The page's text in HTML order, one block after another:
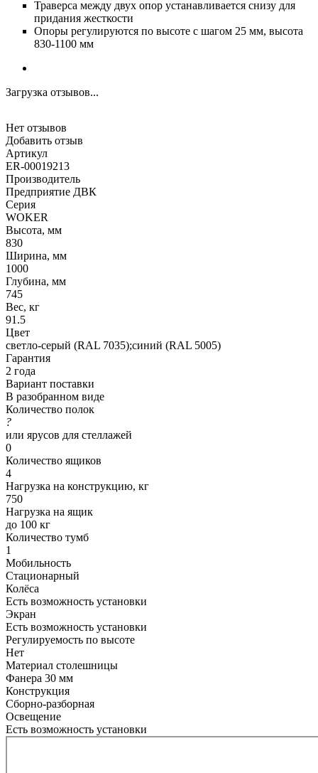
Траверса между двух опор устанавливается снизу для
придания жесткости
Опоры регулируются по высоте с шагом 25 мм, высота
830-1100 мм
Загрузка отзывов...
Нет отзывов
Добавить отзыв
Артикул
ER-00019213
Производитель
Предприятие ДВК
Серия
WOKER
Высота, мм
830
Ширина, мм
1000
Глубина, мм
745
Вес, кг
91.5
Цвет
светло-серый (RAL 7035);синий (RAL 5005)
Гарантия
2 года
Вариант поставки
В разобранном виде
Количество полок
?
или ярусов для стеллажей
0
Количество ящиков
4
Нагрузка на конструкцию, кг
750
Нагрузка на ящик
до 100 кг
Количество тумб
1
Мобильность
Стационарный
Колёса
Есть возможность установки
Экран
Есть возможность установки
Регулируемость по высоте
Нет
Материал столешницы
Фанера 30 мм
Конструкция
Сборно-разборная
Освещение
Есть возможность установки